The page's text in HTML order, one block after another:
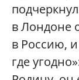
в Лондоне
в Россию,
где